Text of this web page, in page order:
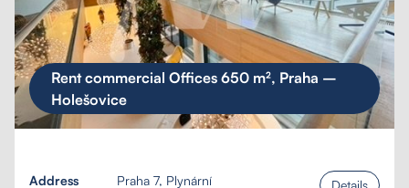
Rent commercial Offices 650 m², Praha –
Holešovice
Address
Praha 7, Plynární